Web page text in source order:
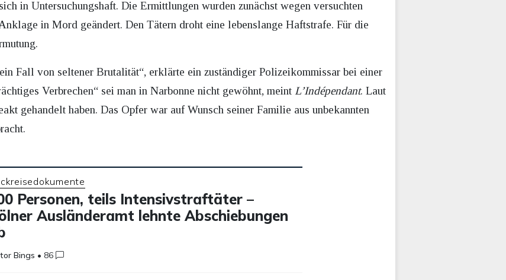
in Untersuchungshaft. Die Ermittlungen wurden zunächst wegen versuchten
in Mord geändert. Den Tätern droht eine lebenslange Haftstrafe. Für die
Fall von seltener Brutalität“, erklärte ein zuständiger Polizeikommissar bei einer
Verbrechen“ sei man in Narbonne nicht gewöhnt, meint L’Indépendant. Laut
gehandelt haben. Das Opfer war auf Wunsch seiner Familie aus unbekannten
Personen, teils Intensivstraftäter –
Ausländeramt lehnte Abschiebungen
Bings • 86